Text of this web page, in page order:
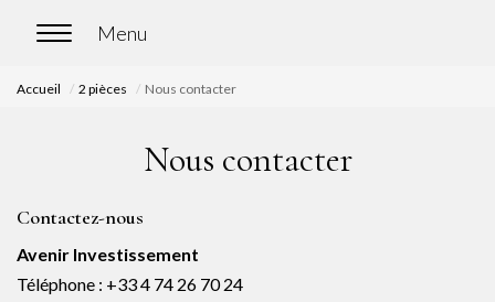
ACHETER
Chasse immobilière
Accueil 2 pièces Nous contacter
Nous contacter
Contactez-nous
Avenir Investissement
Téléphone : +33 4 74 26 70 24